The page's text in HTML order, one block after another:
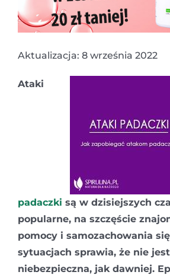
Aktualizacja: 8 września 2022
Ataki
padaczki są w dzisiejszych
popularne, na szczęście
pomocy i samozachowania
sytuacjach sprawia, że nie
niebezpieczna, jak dawniej.